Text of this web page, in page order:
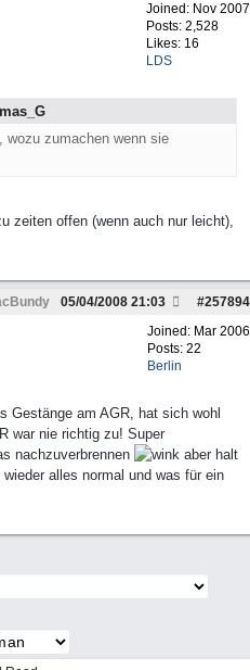
Joined: Nov 2007
Posts: 2,528
Likes: 16
LDS
wozu zumachen wenn sie
zeiten offen (wenn auch nur leicht),
#257894
05/04/2008 21:03
Joined: Mar 2006
Posts: 22
Berlin
Gestänge am AGR, hat sich wohl
war nie richtig zu! Super
nachzuverbrennen
aber halt
alles normal und was für ein